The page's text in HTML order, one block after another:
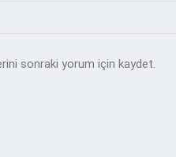
sonraki yorum için kaydet.